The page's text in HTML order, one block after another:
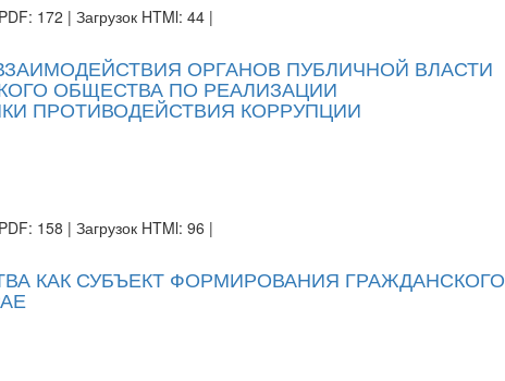
172 | Загрузок HTMl: 44 |
ОРГАНОВ ПУБЛИЧНОЙ ВЛАСТИ
ОБЩЕСТВА ПО РЕАЛИЗАЦИИ
ПРОТИВОДЕЙСТВИЯ КОРРУПЦИИ
158 | Загрузок HTMl: 96 |
КАК СУБЪЕКТ ФОРМИРОВАНИЯ ГРАЖДАНСКОГО